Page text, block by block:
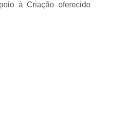
à Criação oferecido